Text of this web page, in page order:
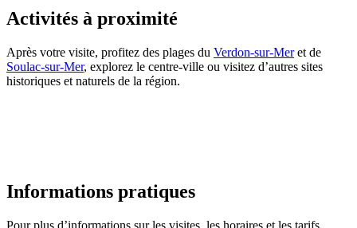
Activités à proximité
Après votre visite, profitez des plages du Verdon-sur-Meret de
Soulac-sur-Mer, explorez le centre-ville ou visitez d’autres sites
historiques et naturels de la région.
Informations pratiques
Pour plus d’informations sur les visites, les horaires et les tarifs,